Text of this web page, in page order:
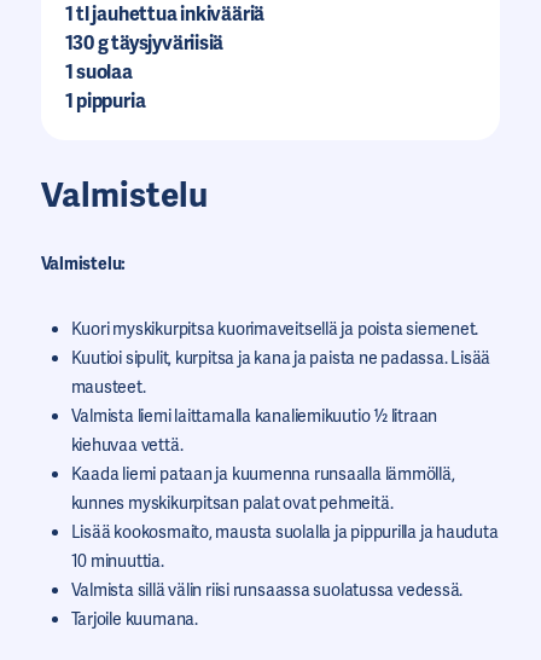
1tl jauhettua inkivääriä
130g täysjyväriisiä
1suolaa
1pippuria
Valmistelu
Valmistelu:
Kuori myskikurpitsa kuorimaveitsellä ja poista siemenet.
Kuutioi sipulit, kurpitsa ja kana ja paista ne padassa. Lisää
mausteet.
Valmista liemi laittamalla kanaliemikuutio ½ litraan
kiehuvaa vettä.
Kaada liemi pataan ja kuumenna runsaalla lämmöllä,
kunnes myskikurpitsan palat ovat pehmeitä.
Lisää kookosmaito, mausta suolalla ja pippurilla ja hauduta
10 minuuttia.
Valmista sillä välin riisi runsaassa suolatussa vedessä.
Tarjoile kuumana.